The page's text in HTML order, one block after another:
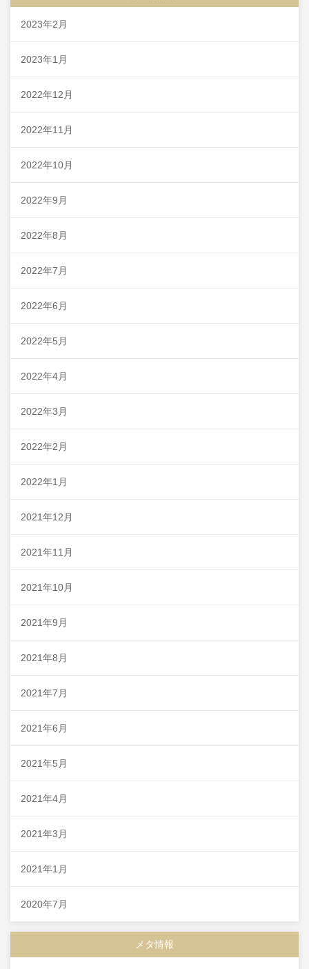
2023年2月
2023年1月
2022年12月
2022年11月
2022年10月
2022年9月
2022年8月
2022年7月
2022年6月
2022年5月
2022年4月
2022年3月
2022年2月
2022年1月
2021年12月
2021年11月
2021年10月
2021年9月
2021年8月
2021年7月
2021年6月
2021年5月
2021年4月
2021年3月
2021年1月
2020年7月
メタ情報